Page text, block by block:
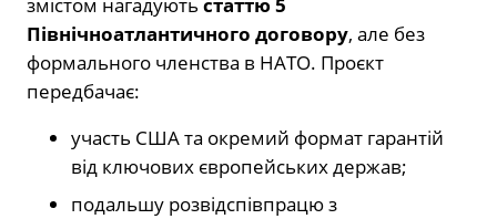
змістом нагадують статтю 5
Північноатлантичного договору, але без
формального членства в НАТО. Проєкт
передбачає:
участь США та окремий формат гарантій
від ключових європейських держав;
подальшу розвідспівпрацю з